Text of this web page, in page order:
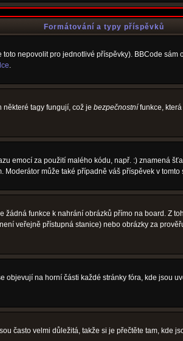
Formátování a typy příspěvků
nepovolit pro jednotlivé příspěvky). BBCode
.
některé tagy fungují, což je bezpečnostní funkce,
emocí za použití malého kódu, např. :) znamená
může také případně váš příspěvek v tomto
funkce k nahrání obrázků přímo na board. Z
veřejně přístupná stanice) nebo obrázky za
na horní části každé stránky fóra, kde jsou
často velmi důležitá, takže si je přečtěte tam,